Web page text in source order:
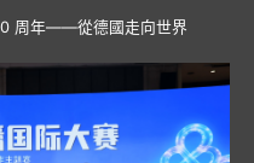
周年——從德國走向世界